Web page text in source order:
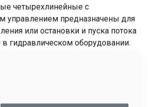
четырехлинейные с
управлением предназначены для
или остановки и пуска потока
гидравлическом оборудовании.